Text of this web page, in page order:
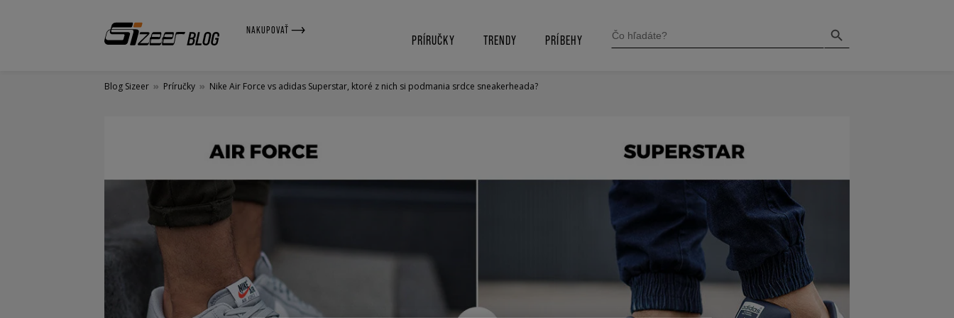
NAKUPOVAŤ
PRÍRUČKY TRENDY PRÍBEHY
FOR:
Blog Sizeer » Príručky » Nike Air Force vs adidas Superstar, ktoré z nich si podmania srdce sneakerheada?